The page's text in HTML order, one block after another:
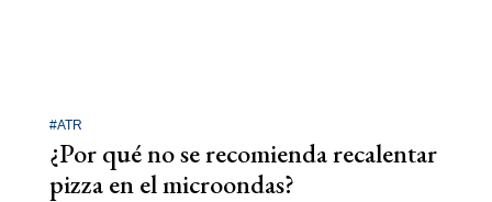
#ATR
¿Por qué no se recomienda recalentar
pizza en el microondas?